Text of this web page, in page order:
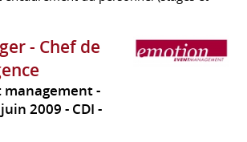
- Chef de
juin 2009 CDI